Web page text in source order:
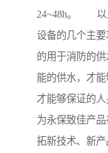
24~48h。 以
设备的几个主
的用于消防的
能的供水，才能
才能够保证的人
为永保致佳产
拓新技术、新